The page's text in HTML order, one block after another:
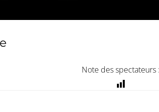
Note des spectateurs